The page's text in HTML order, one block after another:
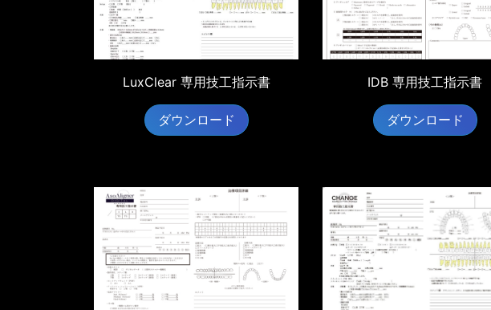
LuxClear 専用技工指示書
ダウンロード
IDB 専用技工指示書
ダウンロード